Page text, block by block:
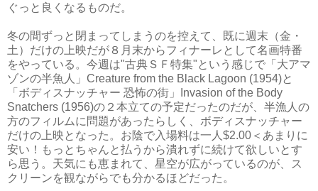
ぐっと良くなるものだ。
冬の間ずっと閉まってしまうのを控えて、既に週末（金・
土）だけの上映だが８月末からフィナーレとして名画特番
をやっている。今週は"古典ＳＦ特集"という感じで「大アマ
ゾンの半魚人」Creature from the Black Lagoon (1954)と
「ボディスナッチャー 恐怖の街」Invasion of the Body
Snatchers (1956)の２本立ての予定だったのだが、半漁人の
方のフィルムに問題があったらしく、ボディスナッチャー
だけの上映となった。お陰で入場料は一人$2.00＜あまりに
安い！もっとちゃんと払うから潰れずに続けて欲しいとす
ら思う。天気にも恵まれて、星空が広がっているのが、ス
クリーンを観ながらでも分かるほどだった。